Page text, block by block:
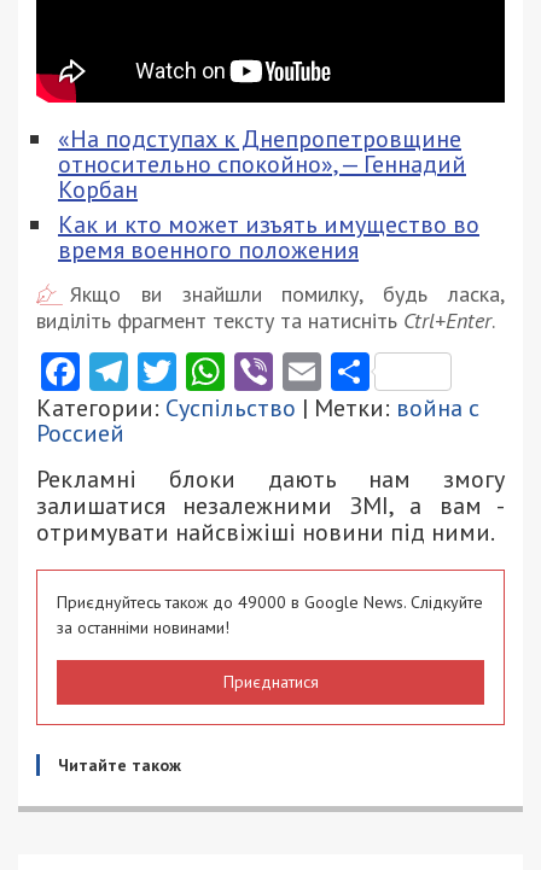
«На подступах к Днепропетровщине
относительно спокойно», — Геннадий
Корбан
Как и кто может изъять имущество во
время военного положения
Якщо ви знайшли помилку, будь ласка,
виділіть фрагмент тексту та натисніть Ctrl+Enter.
Facebook
Telegram
Twitter
WhatsApp
ViberEmail
Категории: Суспільство | Метки: война с
Россией
Рекламні блоки дають нам змогу
залишатися незалежними ЗМІ, а вам -
отримувати найсвіжіші новини під ними.
Приєднуйтесь також до 49000 в Google News. Слідкуйте
за останніми новинами!
Приєднатися
Читайте також